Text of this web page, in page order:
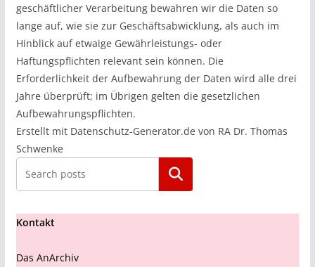
geschäftlicher Verarbeitung bewahren wir die Daten so
lange auf, wie sie zur Geschäftsabwicklung, als auch im
Hinblick auf etwaige Gewährleistungs- oder
Haftungspflichten relevant sein können. Die
Erforderlichkeit der Aufbewahrung der Daten wird alle drei
Jahre überprüft; im Übrigen gelten die gesetzlichen
Aufbewahrungspflichten.
Erstellt mit Datenschutz-Generator.de von RA Dr. Thomas
Schwenke
Suchen
Kontakt
Das AnArchiv